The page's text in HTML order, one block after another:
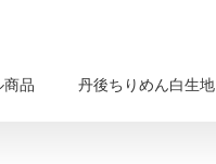
商品 丹後ちりめん白生地